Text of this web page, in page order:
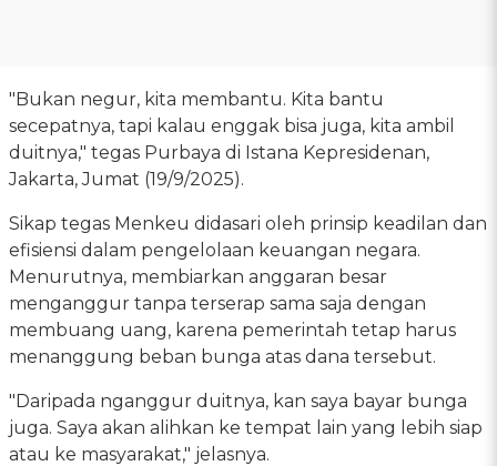
"Bukan negur, kita membantu. Kita bantu
secepatnya, tapi kalau enggak bisa juga, kita ambil
duitnya," tegas Purbaya di Istana Kepresidenan,
Jakarta, Jumat (19/9/2025).
Sikap tegas Menkeu didasari oleh prinsip keadilan dan
efisiensi dalam pengelolaan keuangan negara.
Menurutnya, membiarkan anggaran besar
menganggur tanpa terserap sama saja dengan
membuang uang, karena pemerintah tetap harus
menanggung beban bunga atas dana tersebut.
"Daripada nganggur duitnya, kan saya bayar bunga
juga. Saya akan alihkan ke tempat lain yang lebih siap
atau ke masyarakat," jelasnya.